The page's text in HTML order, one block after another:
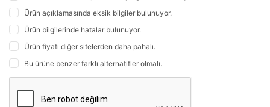
Ürün açıklamasında eksik bilgiler bulunuyor.
Ürün bilgilerinde hatalar bulunuyor.
Ürün fiyatı diğer sitelerden daha pahalı.
Bu ürüne benzer farklı alternatifler olmalı.